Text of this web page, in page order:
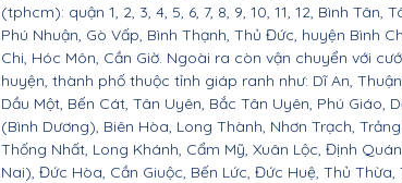
(tphcm): quận 1, 2, 3, 4, 5, 6, 7, 8, 9, 10, 11, 12, Bình Tân,
Phú Nhuận, Gò Vấp, Bình Thạnh, Thủ Đức, huyện Bình
Chi, Hóc Môn, Cần Giờ. Ngoài ra còn vận chuyển với
huyện, thành phố thuộc tỉnh giáp ranh như: Dĩ An,
Dầu Một, Bến Cát, Tân Uyên, Bắc Tân Uyên, Phú Giáo,
(Bình Dương), Biên Hòa, Long Thành, Nhơn Trạch,
Thống Nhất, Long Khánh, Cẩm Mỹ, Xuân Lộc, Định
Nai), Đức Hòa, Cần Giuộc, Bến Lức, Đức Huệ, Thủ Thừa,